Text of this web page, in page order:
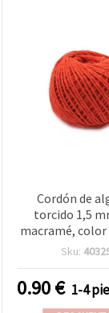
Cordón de
torcido 1,5
macramé, color
50 g
Sku:
0.90€ 1-4